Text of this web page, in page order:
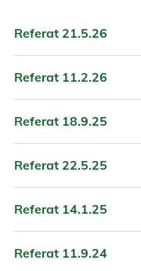
Referat 21.5.26
Referat 11.2.26
Referat 18.9.25
Referat 22.5.25
Referat 14.1.25
Referat 11.9.24